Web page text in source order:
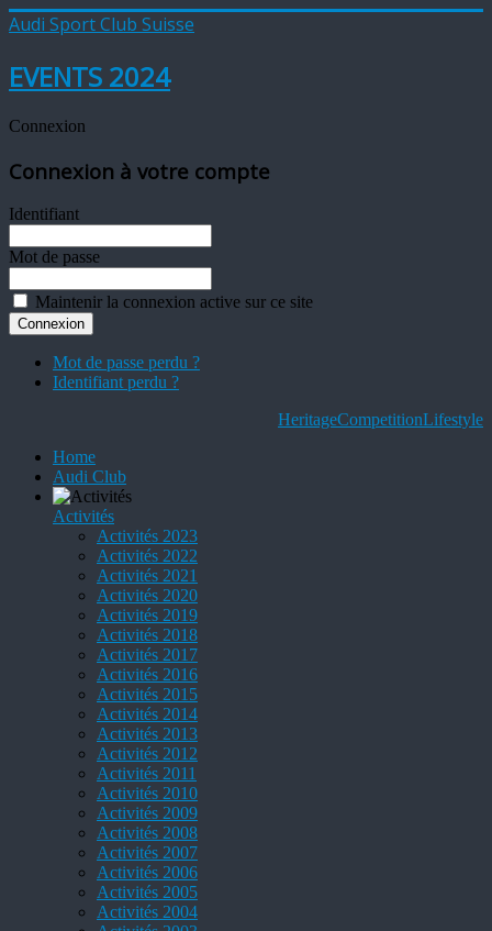
Audi Sport Club Suisse
EVENTS 2024
Connexion
Connexion à votre compte
Identifiant
Mot de passe
Maintenir la connexion active sur ce site
Mot de passe perdu ?
Identifiant perdu ?
HeritageCompetitionLifestyle
Home
Audi Club
Activités
Activités 2023
Activités 2022
Activités 2021
Activités 2020
Activités 2019
Activités 2018
Activités 2017
Activités 2016
Activités 2015
Activités 2014
Activités 2013
Activités 2012
Activités 2011
Activités 2010
Activités 2009
Activités 2008
Activités 2007
Activités 2006
Activités 2005
Activités 2004